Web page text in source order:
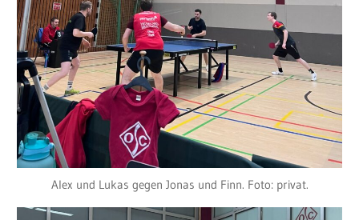
Alex und Lukas gegen Jonas und Finn. Foto: privat.